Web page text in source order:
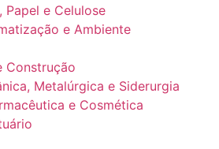
Papel e Celulose
e Ambiente
Construção
Metalúrgica e Siderurgia
e Cosmética